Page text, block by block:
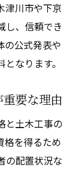
津川市や下京
し、信頼でき
の公式発表や
なります。
要な理由
と土木工事の
格を得るため
の配置状況な